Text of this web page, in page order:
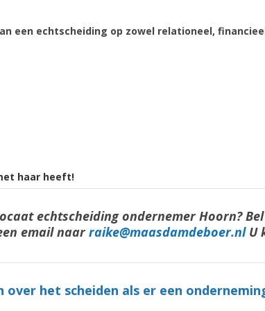
een echtscheiding op zowel relationeel,
haar heeft!
echtscheiding ondernemer Hoorn? Bel
email naar raike@maasdamdeboer.nl U
over het scheiden als er een